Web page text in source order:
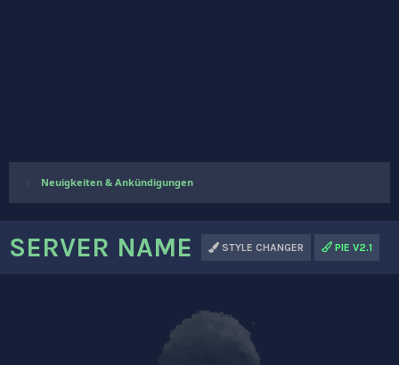
Neuigkeiten & Ankündigungen
SERVER NAME STYLE CHANGER PIE V2.1